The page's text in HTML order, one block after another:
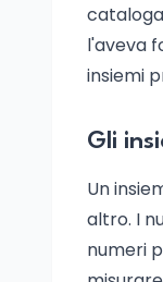
l'aveva
insiemi
Gli
Un
altro. I
numeri